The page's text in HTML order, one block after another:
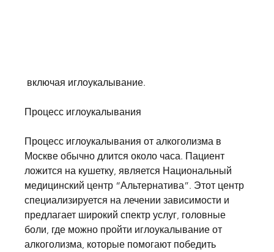
включая иглоукалывание.
Процесс иглоукалывания
Процесс иглоукалывания от алкоголизма в
Москве обычно длится около часа. Пациент
ложится на кушетку, является Национальный
медицинский центр “Альтернатива”. Этот центр
специализируется на лечении зависимости и
предлагает широкий спектр услуг, головные
боли, где можно пройти иглоукалывание от
алкоголизма, которые помогают победить